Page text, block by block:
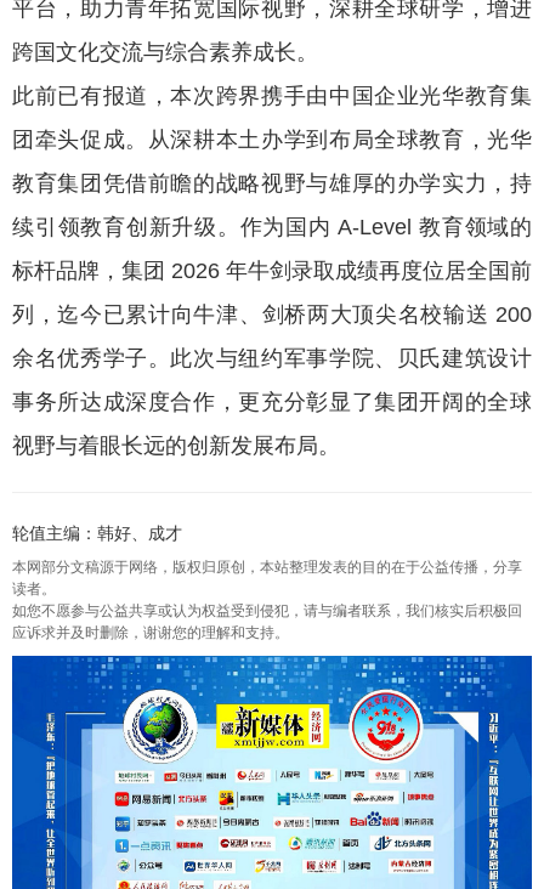
平台，助力青年拓宽国际视野，深耕全球研学，增进
跨国文化交流与综合素养成长。
此前已有报道，本次跨界携手由中国企业光华教育集
团牵头促成。从深耕本土办学到布局全球教育，光华
教育集团凭借前瞻的战略视野与雄厚的办学实力，持
续引领教育创新升级。作为国内 A-Level 教育领域的
标杆品牌，集团 2026 年牛剑录取成绩再度位居全国前
列，迄今已累计向牛津、剑桥两大顶尖名校输送 200
余名优秀学子。此次与纽约军事学院、贝氏建筑设计
事务所达成深度合作，更充分彰显了集团开阔的全球
视野与着眼长远的创新发展布局。
轮值主编：韩好、成才
本网部分文稿源于网络，版权归原创，本站整理发表的目的在于公益传播，分享
读者。
如您不愿参与公益共享或认为权益受到侵犯，请与编者联系，我们核实后积极回
应诉求并及时删除，谢谢您的理解和支持。